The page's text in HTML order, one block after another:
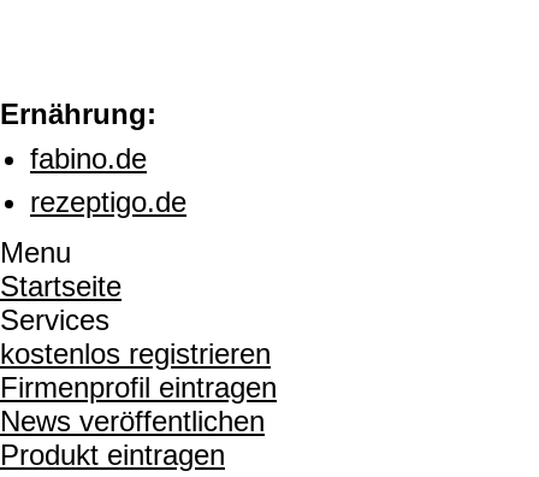
Ernährung:
fabino.de
rezeptigo.de
Menu
Startseite
Services
kostenlos registrieren
Firmenprofil eintragen
News veröffentlichen
Produkt eintragen